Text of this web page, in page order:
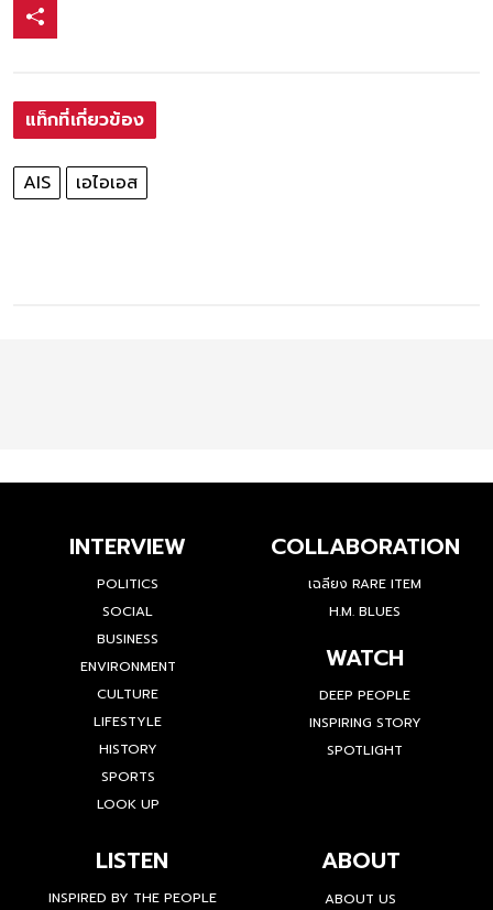
แท็กที่เกี่ยวข้อง
AIS เอไอเอส
INTERVIEW
POLITICS
SOCIAL
BUSINESS
ENVIRONMENT
CULTURE
LIFESTYLE
HISTORY
SPORTS
LOOK UP
COLLABORATION
เฉลียง RARE ITEM
H.M. BLUES
WATCH
DEEP PEOPLE
INSPIRING STORY
SPOTLIGHT
LISTEN
INSPIRED BY THE PEOPLE
ABOUT
ABOUT US